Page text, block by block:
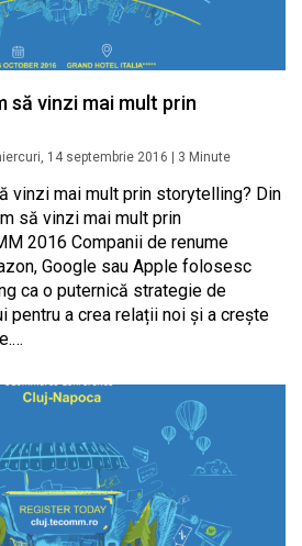
să vinzi mai mult prin
14 septembrie 2016 3 Minute
vinzi mai mult prin storytelling? Din
să vinzi mai mult prin
2016 Companii de renume
Google sau Apple folosesc
ca o puternică strategie de
pentru a crea relații noi și a crește